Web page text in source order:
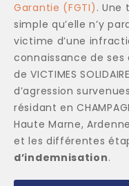
Garantie (FGTI) . Une
simple qu’elle n’y
victime d’une
connaissance de ses
de VICTIMES
d’agression
résidant en
Haute Marne,
et les différentes
d’indemnisation.